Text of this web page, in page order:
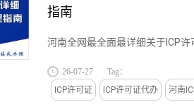
指南
河南全网最全面最详细关于ICP许
26-07-27
Tag：
ICP许可证
ICP许可证代办 河南